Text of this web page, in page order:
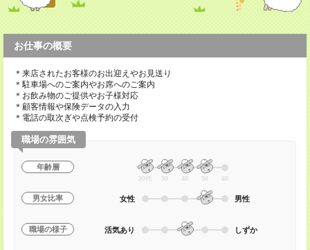
お仕事の概要
＊来店されたお客様のお出迎えやお見送り
＊駐車場へのご案内やお席へのご案内
＊お飲み物のご提供やお子様対応
＊顧客情報や保険データの入力
＊電話の取次ぎや点検予約の受付
職場の雰囲気
年齢層
20代 30 40 50 60
男女比率 女性 男性
職場の様子 活気あり しずか